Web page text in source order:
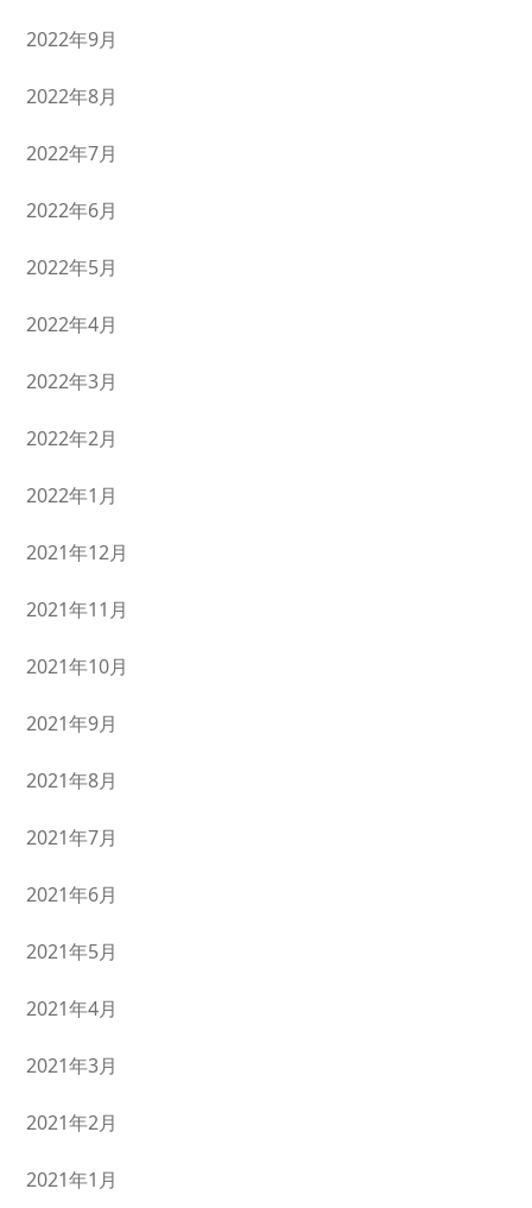
2022年9月
2022年8月
2022年7月
2022年6月
2022年5月
2022年4月
2022年3月
2022年2月
2022年1月
2021年12月
2021年11月
2021年10月
2021年9月
2021年8月
2021年7月
2021年6月
2021年5月
2021年4月
2021年3月
2021年2月
2021年1月